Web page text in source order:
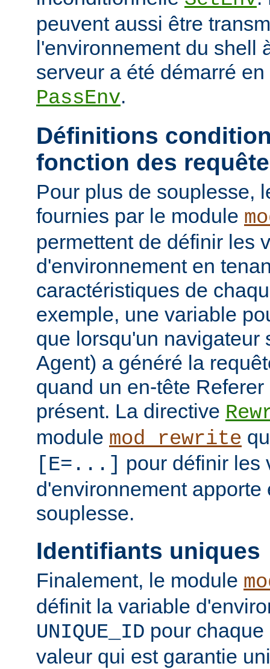
peuvent aussi être
l'environnement du shell
serveur a été démarré
PassEnv.
Définitions
fonction des
Pour plus de souplesse,
fournies par le module
permettent de définir les
d'environnement en
caractéristiques de
exemple, une variable
que lorsqu'un navigateur
Agent) a généré la
quand un en-tête
présent. La directive
module mod_rewrite
[E=...] pour définir les
d'environnement apporte
souplesse.
Identifiants uniques
Finalement, le module
définit la variable
UNIQUE_ID pour
valeur qui est garantie